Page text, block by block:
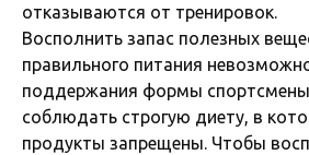
отказываются от тренировок.
Восполнить запас полезных
правильного питания
поддержания формы
соблюдать строгую диету, в
продукты запрещены. Чтобы